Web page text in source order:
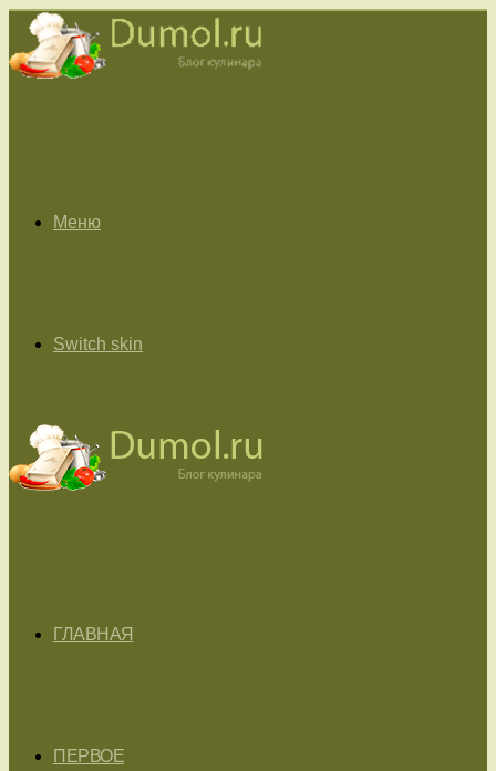
Меню
Switch skin
ГЛАВНАЯ
ПЕРВОЕ